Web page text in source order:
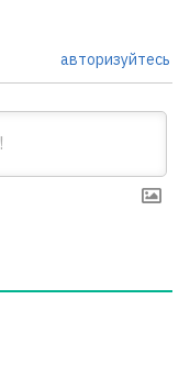
авторизуйтесь